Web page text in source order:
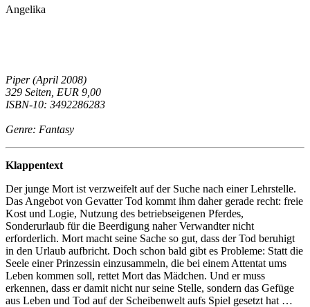
Angelika
Piper (April 2008)
329 Seiten, EUR 9,00
ISBN-10: 3492286283
Genre: Fantasy
Klappentext
Der junge Mort ist verzweifelt auf der Suche nach einer Lehrstelle.
Das Angebot von Gevatter Tod kommt ihm daher gerade recht: freie
Kost und Logie, Nutzung des betriebseigenen Pferdes,
Sonderurlaub für die Beerdigung naher Verwandter nicht
erforderlich. Mort macht seine Sache so gut, dass der Tod beruhigt
in den Urlaub aufbricht. Doch schon bald gibt es Probleme: Statt die
Seele einer Prinzessin einzusammeln, die bei einem Attentat ums
Leben kommen soll, rettet Mort das Mädchen. Und er muss
erkennen, dass er damit nicht nur seine Stelle, sondern das Gefüge
aus Leben und Tod auf der Scheibenwelt aufs Spiel gesetzt hat …